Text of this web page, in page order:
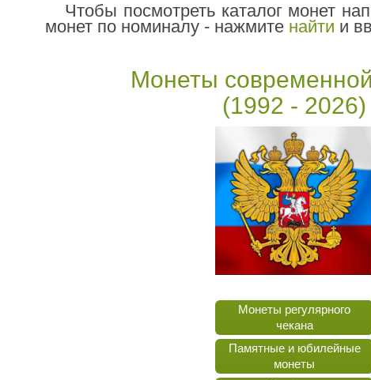
Чтобы посмотреть каталог монет
монет по номиналу - нажмите найти и
Монеты
(1992 - 2026)
Монеты регулярного
чекана
Памятные и юбилейные
монеты